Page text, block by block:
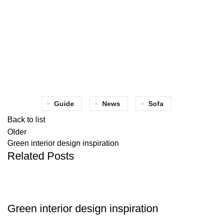
Guide News Sofa
Back to list
Older
Green interior design inspiration
Related Posts
Green interior design inspiration